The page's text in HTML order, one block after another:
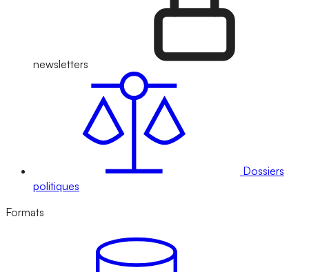
newsletters
Dossiers
politiques
Formats